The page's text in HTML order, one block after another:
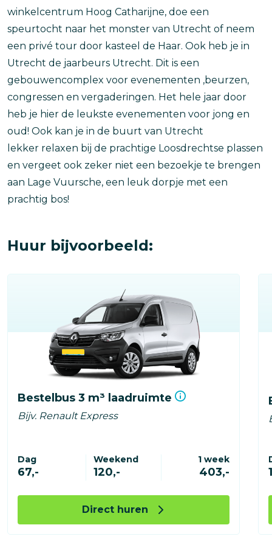
winkelcentrum Hoog Catharijne, doe een
speurtocht naar het monster van Utrecht of neem
een privé tour door kasteel de Haar. Ook heb je in
Utrecht de jaarbeurs Utrecht. Dit is een
gebouwencomplex voor evenementen ,beurzen,
congressen en vergaderingen. Het hele jaar door
heb je hier de leukste evenementen voor jong en
oud! Ook kan je in de buurt van Utrecht
lekker relaxen bij de prachtige Loosdrechtse plassen
en vergeet ook zeker niet een bezoekje te brengen
aan Lage Vuursche, een leuk dorpje met een
prachtig bos!
Huur bijvoorbeeld:
Bestelbus 3 m³ laadruimte
Bijv. Renault Express
Dag
67,-
Weekend
120,-
1 week
403,-
Direct huren